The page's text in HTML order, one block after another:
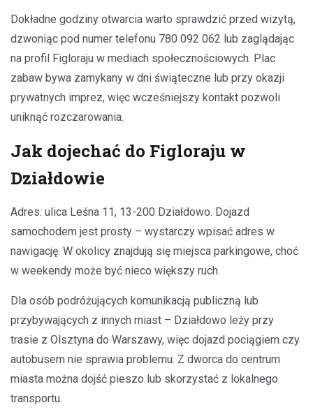
Dokładne godziny otwarcia warto sprawdzić przed wizytą,
dzwoniąc pod numer telefonu 780 092 062 lub zaglądając
na profil Figloraju w mediach społecznościowych. Plac
zabaw bywa zamykany w dni świąteczne lub przy okazji
prywatnych imprez, więc wcześniejszy kontakt pozwoli
uniknąć rozczarowania.
Jak dojechać do Figloraju w
Działdowie
Adres: ulica Leśna 11, 13-200 Działdowo. Dojazd
samochodem jest prosty – wystarczy wpisać adres w
nawigację. W okolicy znajdują się miejsca parkingowe, choć
w weekendy może być nieco większy ruch.
Dla osób podróżujących komunikacją publiczną lub
przybywających z innych miast – Działdowo leży przy
trasie z Olsztyna do Warszawy, więc dojazd pociągiem czy
autobusem nie sprawia problemu. Z dworca do centrum
miasta można dojść pieszo lub skorzystać z lokalnego
transportu.